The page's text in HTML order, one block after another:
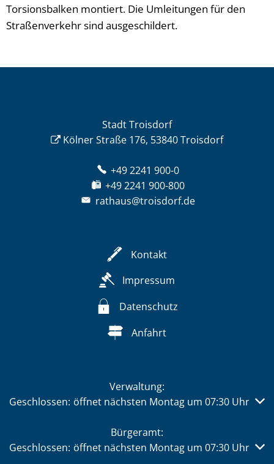
Torsionsbalken montiert. Die Umleitungen für den
Straßenverkehr sind ausgeschildert.
Stadt Troisdorf
Kölner Straße 176, 53840 Troisdorf
+49 2241 900-0
+49 2241 900-800
rathaus@troisdorf.de
Kontakt
Impressum
Datenschutz
Anfahrt
Verwaltung:
Klicken, um weitere Öffnungs- oder Schließzeiten
Geschlossen: öffnet nächsten Montag um 07:30 Uhr
Bürgeramt:
Klicken, um weitere Öffnungs- oder Schließzeiten
Geschlossen: öffnet nächsten Montag um 07:30 Uhr